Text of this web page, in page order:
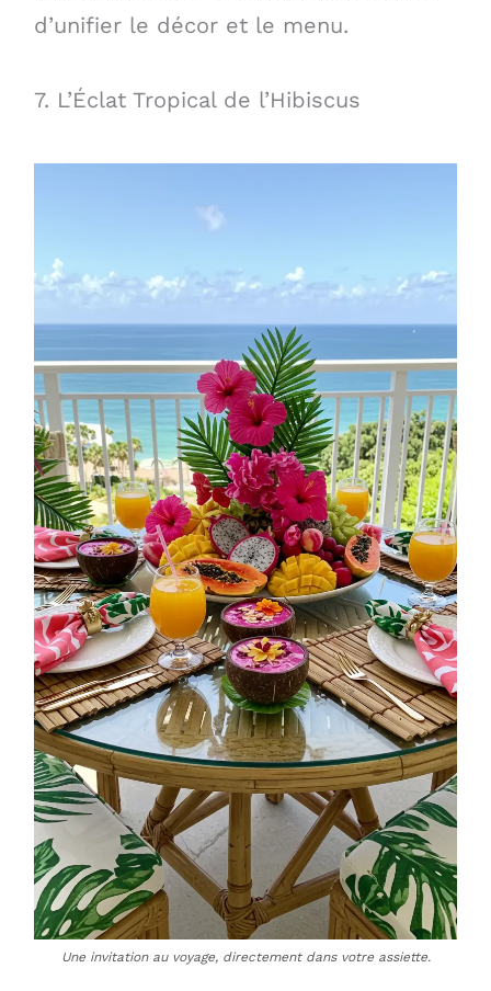
d’unifier le décor et le menu.
7. L’Éclat Tropical de l’Hibiscus
Une invitation au voyage, directement dans votre assiette.